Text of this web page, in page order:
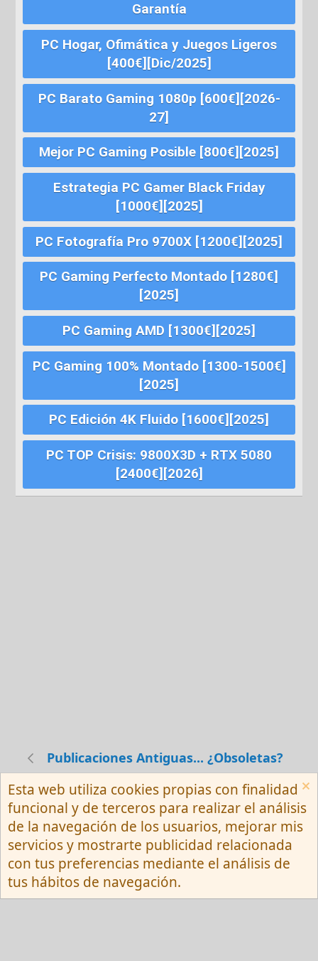
Garantía
PC Hogar, Ofimática y Juegos Ligeros
[400€][Dic/2025]
PC Barato Gaming 1080p [600€][2026-
27]
Mejor PC Gaming Posible [800€][2025]
Estrategia PC Gamer Black Friday
[1000€][2025]
PC Fotografía Pro 9700X [1200€][2025]
PC Gaming Perfecto Montado [1280€]
[2025]
PC Gaming AMD [1300€][2025]
PC Gaming 100% Montado [1300-1500€]
[2025]
PC Edición 4K Fluido [1600€][2025]
PC TOP Crisis: 9800X3D + RTX 5080
[2400€][2026]
Publicaciones Antiguas... ¿Obsoletas?
Español (Neutro) Tu
Contactarnos
Términos y reglas
Privacy policy
Ayuda
R
S
S
Community platform by XenForo ® © 2010-
2026 XenForo Ltd.
Esta web utiliza cookies propias con finalidad
funcional y de terceros para realizar el análisis
de la navegación de los usuarios, mejorar mis
servicios y mostrarte publicidad relacionada
con tus preferencias mediante el análisis de
tus hábitos de navegación.